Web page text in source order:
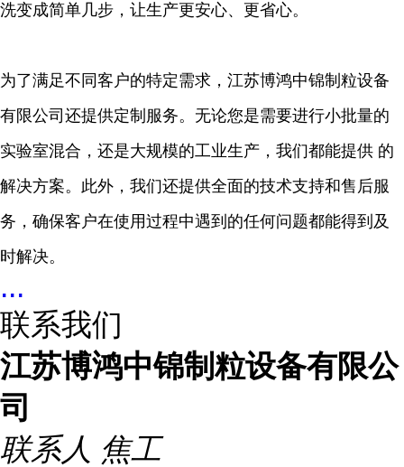
洗变成简单几步，让生产更安心、更省心。
为了满足不同客户的特定需求，江苏博鸿中锦制粒设备
有限公司还提供定制服务。无论您是需要进行小批量的
实验室混合，还是大规模的工业生产，我们都能提供 的
解决方案。此外，我们还提供全面的技术支持和售后服
务，确保客户在使用过程中遇到的任何问题都能得到及
时解决。
...
联系我们
江苏博鸿中锦制粒设备有限公
司
联系人 焦工